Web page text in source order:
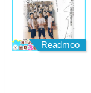
Readmoo